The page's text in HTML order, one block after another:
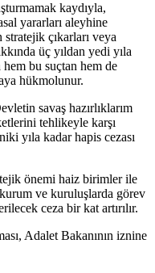
kaydıyla,
yararları aleyhine
çıkarları veya
üç yıldan yedi yıla
bu suçtan hem de
hükmolunur.
savaş hazırlıklarım
tehlikeyle karşı
yıla kadar hapis cezası
önemi haiz birimler ile
ve kuruluşlarda görev
ceza bir kat artırılır.
Adalet Bakanının iznine